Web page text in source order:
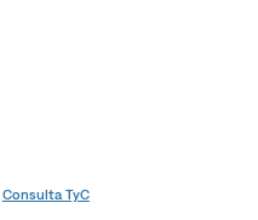
Consulta TyC